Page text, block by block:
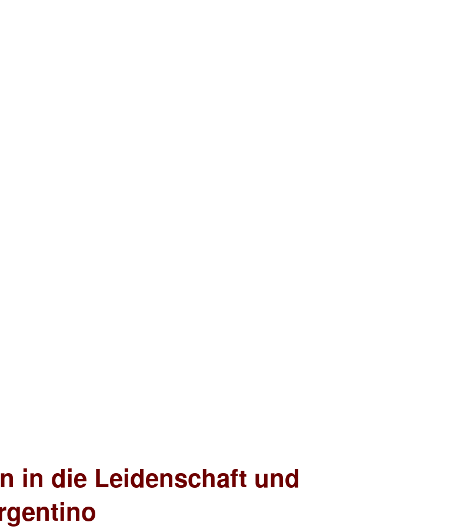
in die Leidenschaft und